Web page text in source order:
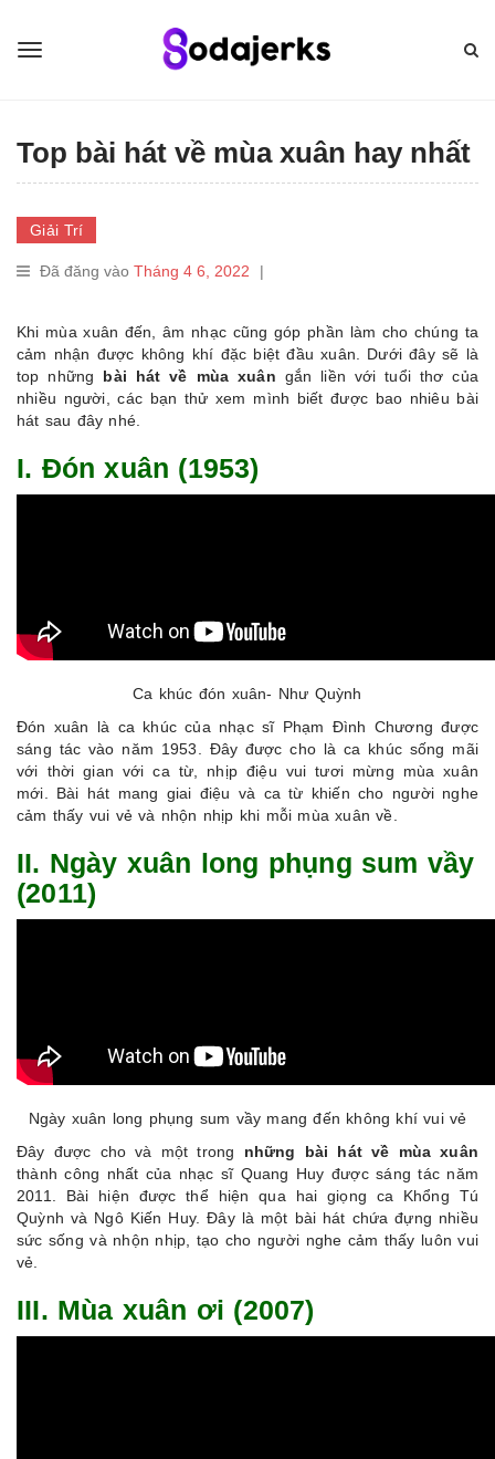
Top bài hát về mùa xuân hay nhất
Giải Trí
Đã đăng vào Tháng 4 6, 2022 |
Khi mùa xuân đến, âm nhạc cũng góp phần làm cho chúng ta
cảm nhận được không khí đặc biệt đầu xuân. Dưới đây sẽ là
top những bài hát về mùa xuân gắn liền với tuổi thơ của
nhiều người, các bạn thử xem mình biết được bao nhiêu bài
hát sau đây nhé.
I. Đón xuân (1953)
Ca khúc đón xuân- Như Quỳnh
Đón xuân là ca khúc của nhạc sĩ Phạm Đình Chương được
sáng tác vào năm 1953. Đây được cho là ca khúc sống mãi
với thời gian với ca từ, nhịp điệu vui tươi mừng mùa xuân
mới. Bài hát mang giai điệu và ca từ khiến cho người nghe
cảm thấy vui vẻ và nhộn nhịp khi mỗi mùa xuân về.
II. Ngày xuân long phụng sum vầy
(2011)
Ngày xuân long phụng sum vầy mang đến không khí vui vẻ
Đây được cho và một trong những bài hát về mùa xuân
thành công nhất của nhạc sĩ Quang Huy được sáng tác năm
2011. Bài hiện được thể hiện qua hai giọng ca Khổng Tú
Quỳnh và Ngô Kiến Huy. Đây là một bài hát chứa đựng nhiều
sức sống và nhộn nhịp, tạo cho người nghe cảm thấy luôn vui
vẻ.
III. Mùa xuân ơi (2007)